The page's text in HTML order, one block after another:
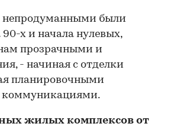
непродуманными были
х и начала нулевых,
прозрачными и
- начиная с отделки
планировочными
жилых комплексов от